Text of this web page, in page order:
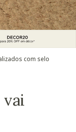
com selo
vai